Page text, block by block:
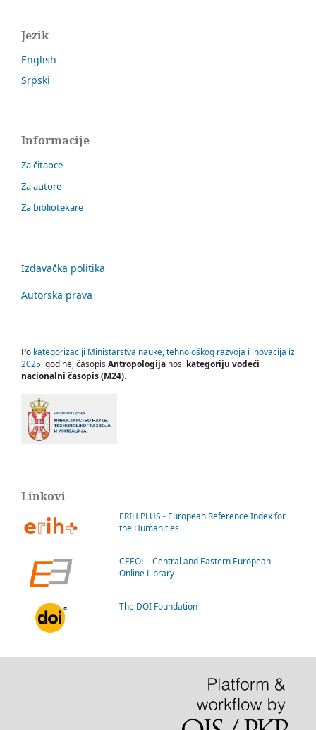
Jezik
English
Srpski
Informacije
Za čitaoce
Za autore
Za bibliotekare
Izdavačka politika
Autorska prava
Po kategorizaciji Ministarstva nauke, tehnološkog razvoja i inovacija iz
2025. godine, časopis Antropologija nosi kategoriju vodeći
nacionalni časopis (M24).
Linkovi
ERIH PLUS - European Reference Index for
the Humanities
CEEOL - Central and Eastern European
Online Library
The DOI Foundation